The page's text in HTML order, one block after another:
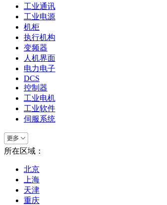
工业通讯
工业电源
机柜
执行机构
变频器
人机界面
电力电子
DCS
控制器
工业电机
工业软件
伺服系统
所在区域：
北京
上海
天津
重庆